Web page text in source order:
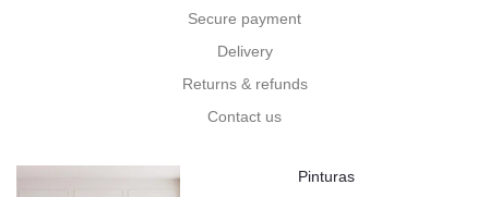
Secure payment
Delivery
Returns & refunds
Contact us
Pinturas